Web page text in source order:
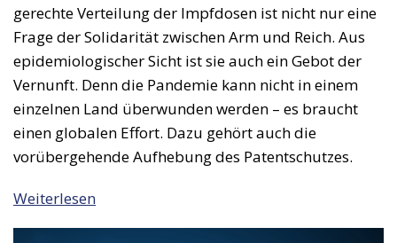
gerechte Verteilung der Impfdosen ist nicht nur eine
Frage der Solidarität zwischen Arm und Reich. Aus
epidemiologischer Sicht ist sie auch ein Gebot der
Vernunft. Denn die Pandemie kann nicht in einem
einzelnen Land überwunden werden – es braucht
einen globalen Effort. Dazu gehört auch die
vorübergehende Aufhebung des Patentschutzes.
Weiterlesen